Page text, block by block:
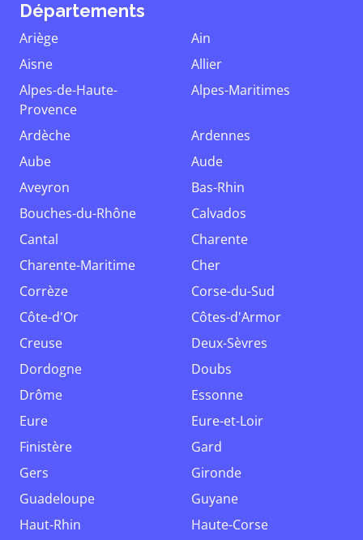
Départements
Ariège
Ain
Aisne
Allier
Alpes-de-Haute-
Provence
Alpes-Maritimes
Ardèche
Ardennes
Aube
Aude
Aveyron
Bas-Rhin
Bouches-du-Rhône
Calvados
Cantal
Charente
Charente-Maritime
Cher
Corrèze
Corse-du-Sud
Côte-d'Or
Côtes-d'Armor
Creuse
Deux-Sèvres
Dordogne
Doubs
Drôme
Essonne
Eure
Eure-et-Loir
Finistère
Gard
Gers
Gironde
Guadeloupe
Guyane
Haut-Rhin
Haute-Corse